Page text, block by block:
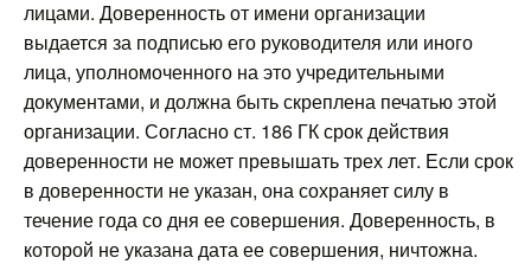
лицами. Доверенность от имени организации
выдается за подписью его руководителя или иного
лица, уполномоченного на это учредительными
документами, и должна быть скреплена печатью этой
организации. Согласно ст. 186 ГК срок действия
доверенности не может превышать трех лет. Если срок
в доверенности не указан, она сохраняет силу в
течение года со дня ее совершения. Доверенность, в
которой не указана дата ее совершения, ничтожна.